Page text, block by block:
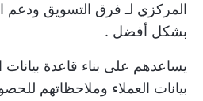
المركزي لـ فرق التسويق ودعم
بشكل أفضل .
يساعدهم على بناء قاعدة بيانات
بيانات العملاء وملاحظاتهم